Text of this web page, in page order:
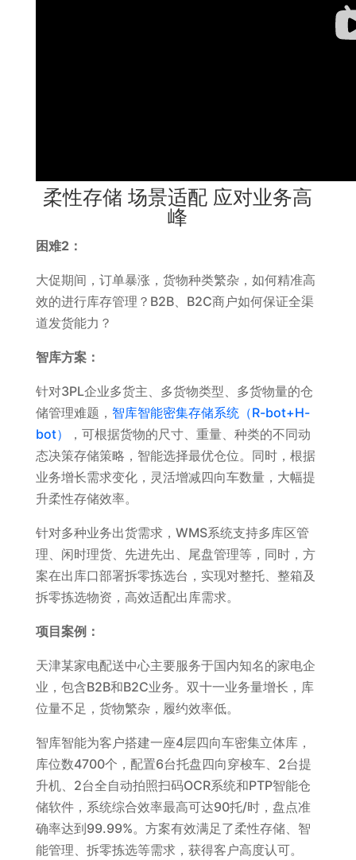
柔性存储 场景适配 应对业务高
峰
困难2：
大促期间，订单暴涨，货物种类繁杂，如何精准高
效的进行库存管理？B2B、B2C商户如何保证全渠
道发货能力？
智库方案：
针对3PL企业多货主、多货物类型、多货物量的仓
储管理难题， 智库智能密集存储系统（R-bot+H-
bot）
，可根据货物的尺寸、重量、种类的不同动
态决策存储策略，智能选择最优仓位。同时，根据
业务增长需求变化，灵活增减四向车数量，大幅提
升柔性存储效率。
针对多种业务出货需求，WMS系统支持多库区管
理、闲时理货、先进先出、尾盘管理等，同时，方
案在出库口部署拆零拣选台，实现对整托、整箱及
拆零拣选物资，高效适配出库需求。
项目案例：
天津某家电配送中心主要服务于国内知名的家电企
业，包含B2B和B2C业务。双十一业务量增长，库
位量不足，货物繁杂，履约效率低。
智库智能为客户搭建一座4层四向车密集立体库，
库位数4700个，配置6台托盘四向穿梭车、2台提
升机、2台全自动拍照扫码OCR系统和PTP智能仓
储软件，系统综合效率最高可达90托/时，盘点准
确率达到99.99%。方案有效满足了柔性存储、智
能管理、拆零拣选等需求，获得客户高度认可。